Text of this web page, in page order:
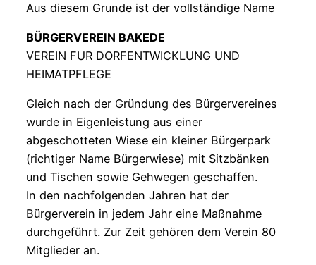
Aus diesem Grunde ist der vollständige Name
BÜRGERVEREIN BAKEDE
VEREIN FUR DORFENTWICKLUNG UND
HEIMATPFLEGE
Gleich nach der Gründung des Bürgervereines
wurde in Eigenleistung aus einer
abgeschotteten Wiese ein kleiner Bürgerpark
(richtiger Name Bürgerwiese) mit Sitzbänken
und Tischen sowie Gehwegen geschaffen.
In den nachfolgenden Jahren hat der
Bürgerverein in jedem Jahr eine Maßnahme
durchgeführt. Zur Zeit gehören dem Verein 80
Mitglieder an.